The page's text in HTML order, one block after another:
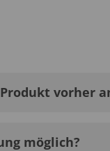
vorher
möglich?